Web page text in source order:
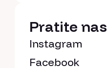
Pratite nas
Instagram
Facebook